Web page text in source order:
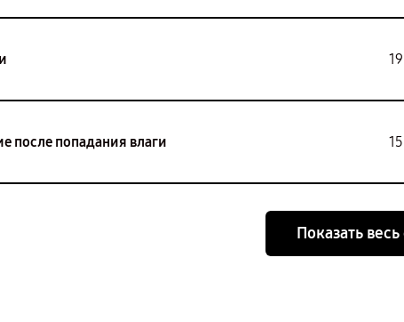
после попадания влаги
Показать